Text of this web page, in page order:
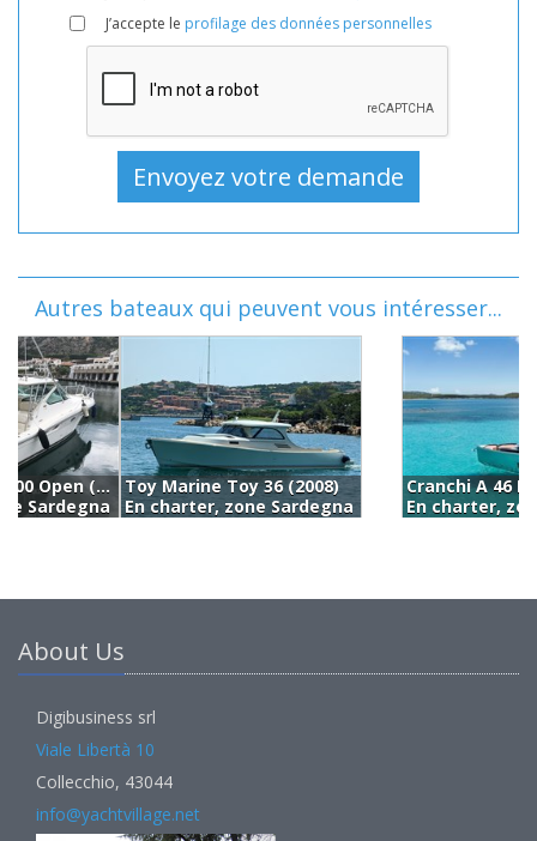
J’accepte le profilage des données personnelles
Autres bateaux qui peuvent vous intéresser...
En charter, zone Sardegna
About Us
Digibusiness srl
Viale Libertà 10
Collecchio, 43044
info@yachtvillage.net